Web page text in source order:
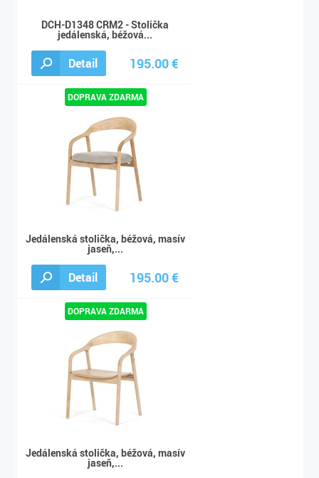
DCH-D1348 CRM2 - Stolička
jedálenská, béžová...
Detail 195.00 €
217.00 €
Jedálenská stolička, béžová, masív
jaseň,...
Detail 195.00 €
217.00 €
Jedálenská stolička, béžová, masív
jaseň,...